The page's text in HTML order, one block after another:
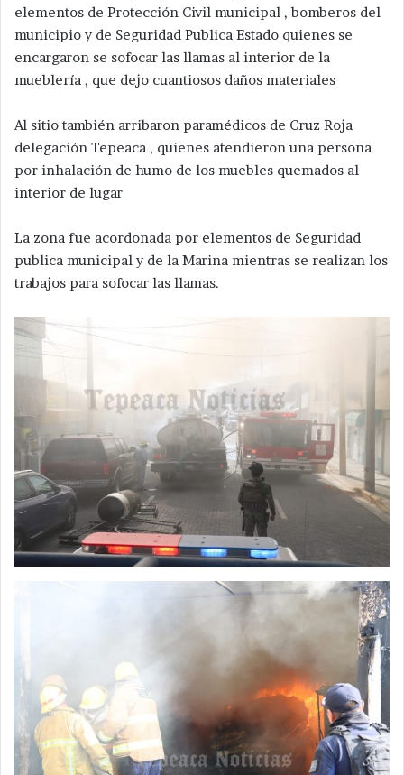
elementos de Protección Civil municipal , bomberos del
municipio y de Seguridad Publica Estado quienes se
encargaron se sofocar las llamas al interior de la
mueblería , que dejo cuantiosos daños materiales
Al sitio también arribaron paramédicos de Cruz Roja
delegación Tepeaca , quienes atendieron una persona
por inhalación de humo de los muebles quemados al
interior de lugar
La zona fue acordonada por elementos de Seguridad
publica municipal y de la Marina mientras se realizan los
trabajos para sofocar las llamas.